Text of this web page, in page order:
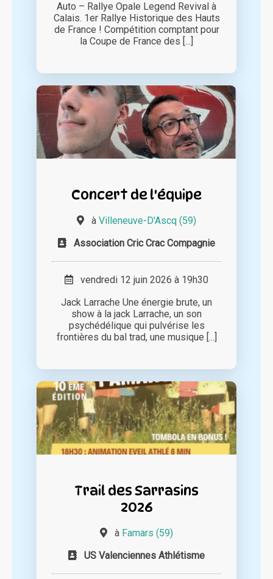
Auto – Rallye Opale Legend Revival à
Calais. 1er Rallye Historique des Hauts
de France ! Compétition comptant pour
la Coupe de France des [...]
Concert de l'équipe
à Villeneuve-D'Ascq (59)
Association Cric Crac Compagnie
vendredi 12 juin 2026 à 19h30
Jack Larrache Une énergie brute, un
show à la jack Larrache, un son
psychédélique qui pulvérise les
frontières du bal trad, une musique [...]
Trail des Sarrasins
2026
à Famars (59)
US Valenciennes Athlétisme